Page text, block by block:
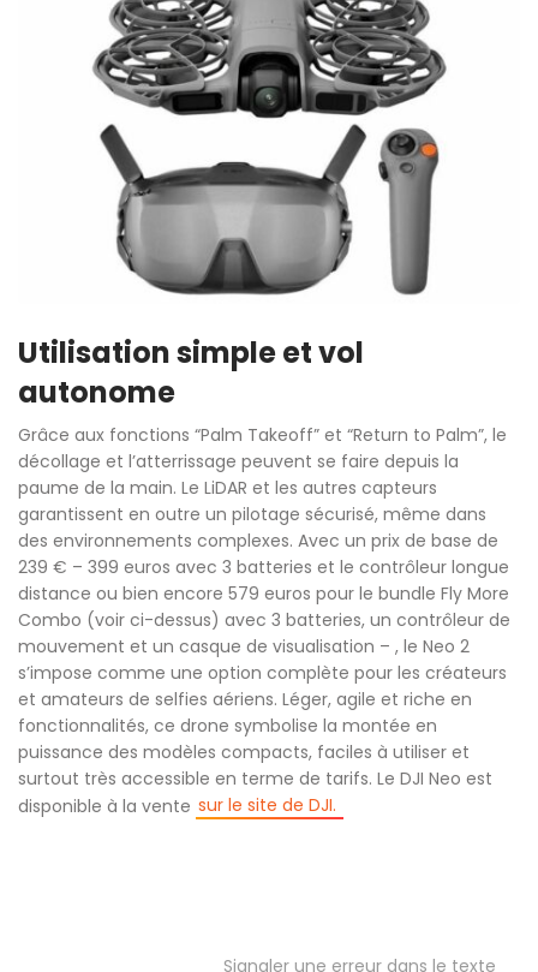
Utilisation simple et vol
autonome
Grâce aux fonctions “Palm Takeoff” et “Return to Palm”, le
décollage et l’atterrissage peuvent se faire depuis la
paume de la main. Le LiDAR et les autres capteurs
garantissent en outre un pilotage sécurisé, même dans
des environnements complexes. Avec un prix de base de
239 € – 399 euros avec 3 batteries et le contrôleur longue
distance ou bien encore 579 euros pour le bundle Fly More
Combo (voir ci-dessus) avec 3 batteries, un contrôleur de
mouvement et un casque de visualisation – , le Neo 2
s’impose comme une option complète pour les créateurs
et amateurs de selfies aériens. Léger, agile et riche en
fonctionnalités, ce drone symbolise la montée en
puissance des modèles compacts, faciles à utiliser et
surtout très accessible en terme de tarifs. Le DJI Neo est
disponible à la vente sur le site de DJI.
Signaler une erreur dans le texte